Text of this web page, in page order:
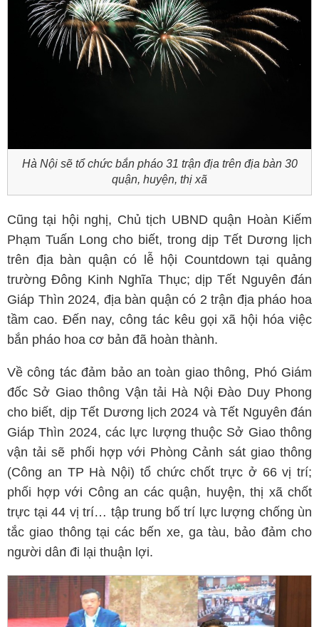
Hà Nội sẽ tổ chức bắn pháo 31 trận địa trên địa bàn 30
quận, huyện, thị xã
Cũng tại hội nghị, Chủ tịch UBND quận Hoàn Kiếm
Phạm Tuấn Long cho biết, trong dịp Tết Dương lịch
trên địa bàn quận có lễ hội Countdown tại quảng
trường Đông Kinh Nghĩa Thục; dịp Tết Nguyên đán
Giáp Thìn 2024, địa bàn quận có 2 trận địa pháo hoa
tầm cao. Đến nay, công tác kêu gọi xã hội hóa việc
bắn pháo hoa cơ bản đã hoàn thành.
Về công tác đảm bảo an toàn giao thông, Phó Giám
đốc Sở Giao thông Vận tải Hà Nội Đào Duy Phong
cho biết, dịp Tết Dương lịch 2024 và Tết Nguyên đán
Giáp Thìn 2024, các lực lượng thuộc Sở Giao thông
vận tải sẽ phối hợp với Phòng Cảnh sát giao thông
(Công an TP Hà Nội) tổ chức chốt trực ở 66 vị trí;
phối hợp với Công an các quận, huyện, thị xã chốt
trực tại 44 vị trí… tập trung bố trí lực lượng chống ùn
tắc giao thông tại các bến xe, ga tàu, bảo đảm cho
người dân đi lại thuận lợi.